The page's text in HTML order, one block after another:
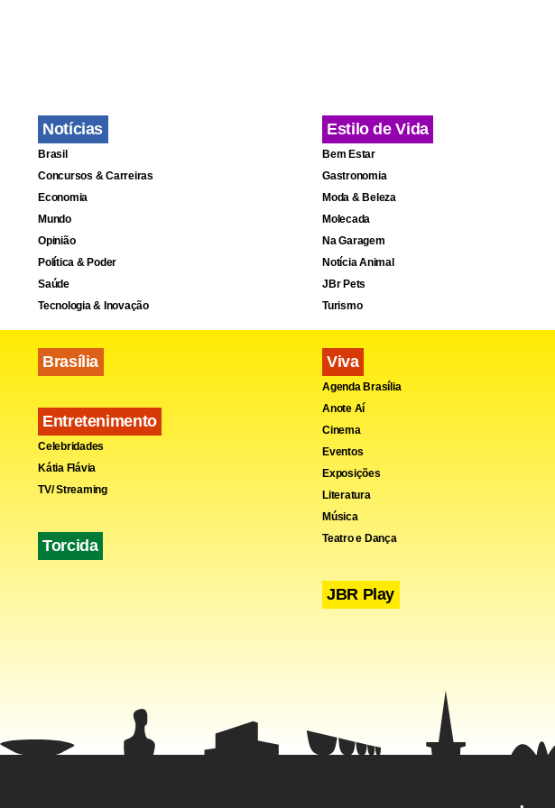
Facebook
WhatsApp
Notícias
Brasil
Concursos & Carreiras
Economia
Mundo
Opinião
Política & Poder
Saúde
Tecnologia & Inovação
Brasília
Entretenimento
Celebridades
Kátia Flávia
TV/ Streaming
Torcida
Estilo de Vida
Bem Estar
Gastronomia
Moda & Beleza
Molecada
Na Garagem
Notícia Animal
JBr Pets
Turismo
Viva
Agenda Brasília
Anote Aí
Cinema
Eventos
Exposições
Literatura
Música
Teatro e Dança
JBR Play